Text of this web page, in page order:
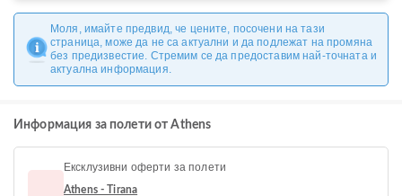
Моля, имайте предвид, че цените, посочени на тази
страница, може да не са актуални и да подлежат на промяна
без предизвестие. Стремим се да предоставим най-точната и
актуална информация.
Информация за полети от Athens
Ексклузивни оферти за полети
Athens - Tirana